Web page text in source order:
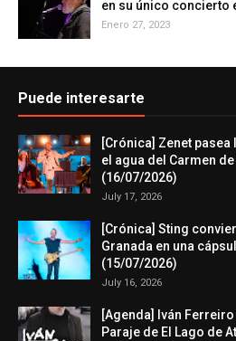
en su único concierto
Enero 27, 2023
Puede interesarte
[Crónica] Zenet
el agua del Carmen
(16/07/2026)
July 17, 2026
[Crónica] Sting
Granada en una
(15/07/2026)
July 16, 2026
[Agenda] Iván
Paraje de El Lago de